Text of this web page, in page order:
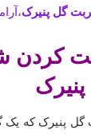
گل پنیرک
کردن
پنیرک
پنیرک که یک